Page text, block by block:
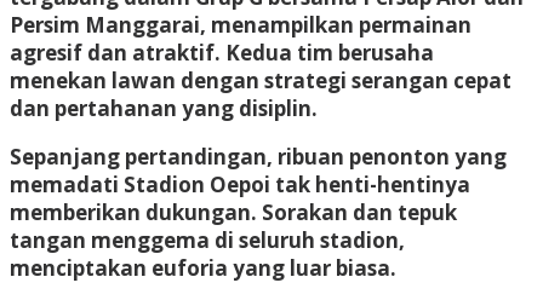
Persim Manggarai, menampilkan permainan
agresif dan atraktif. Kedua tim berusaha
menekan lawan dengan strategi serangan cepat
dan pertahanan yang disiplin.
Sepanjang pertandingan, ribuan penonton yang
memadati Stadion Oepoi tak henti-hentinya
memberikan dukungan. Sorakan dan tepuk
tangan menggema di seluruh stadion,
menciptakan euforia yang luar biasa.